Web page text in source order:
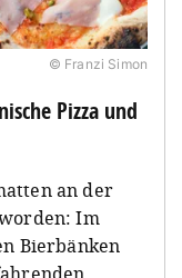
© Franzi Simon
Pizza und
an der
Im
Bierbänken